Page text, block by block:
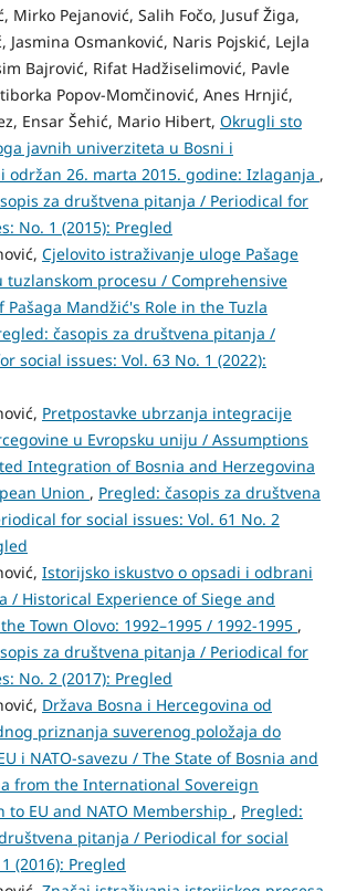
Mirko Pejanović, Salih Fočo, Jusuf Žiga,
Jasmina Osmanković, Naris Pojskić, Lejla
Bajrović, Rifat Hadžiselimović, Pavle
Popov-Momčinović, Anes Hrnjić,
Ensar Šehić, Mario Hibert, Okrugli sto
javnih univerziteta u Bosni i
održan 26. marta 2015. godine: Izlaganja ,
za društvena pitanja / Periodical for
No. 1 (2015): Pregled
Cjelovito istraživanje uloge Pašage
tuzlanskom procesu / Comprehensive
Pašaga Mandžić's Role in the Tuzla
časopis za društvena pitanja /
social issues: Vol. 63 No. 1 (2022):
Pretpostavke ubrzanja integracije
u Evropsku uniju / Assumptions
Integration of Bosnia and Herzegovina
Union , Pregled: časopis za društvena
for social issues: Vol. 61 No. 2
Istorijsko iskustvo o opsadi i odbrani
/ Historical Experience of Siege and
Town Olovo: 1992–1995 / 1992-1995 ,
za društvena pitanja / Periodical for
No. 2 (2017): Pregled
Država Bosna i Hercegovina od
priznanja suverenog položaja do
i NATO-savezu / The State of Bosnia and
from the International Sovereign
to EU and NATO Membership , Pregled:
pitanja / Periodical for social
(2016): Pregled